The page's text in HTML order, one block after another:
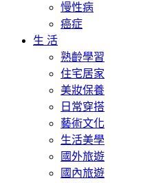
慢性病
癌症
生 活
熟齡學習
住宅居家
美妝保養
日常穿搭
藝術文化
生活美學
國外旅遊
國內旅遊